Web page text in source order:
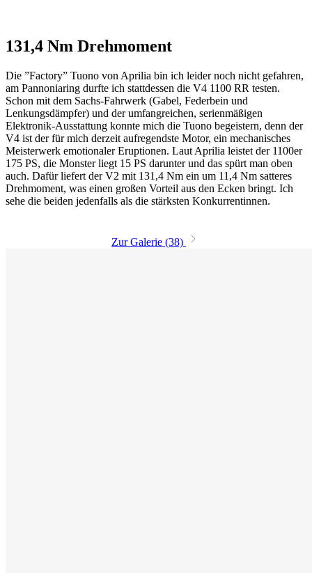
131,4 Nm Drehmoment
Die ”Factory” Tuono von Aprilia bin ich leider noch nicht gefahren,
am Pannoniaring durfte ich stattdessen die V4 1100 RR testen.
Schon mit dem Sachs-Fahrwerk (Gabel, Federbein und
Lenkungsdämpfer) und der umfangreichen, serienmäßigen
Elektronik-Ausstattung konnte mich die Tuono begeistern, denn der
V4 ist der für mich derzeit aufregendste Motor, ein mechanisches
Meisterwerk emotionaler Eruptionen. Laut Aprilia leistet der 1100er
175 PS, die Monster liegt 15 PS darunter und das spürt man oben
auch. Dafür liefert der V2 mit 131,4 Nm ein um 11,4 Nm satteres
Drehmoment, was einen großen Vorteil aus den Ecken bringt. Ich
sehe die beiden jedenfalls als die stärksten Konkurrentinnen.
Zur Galerie (38)